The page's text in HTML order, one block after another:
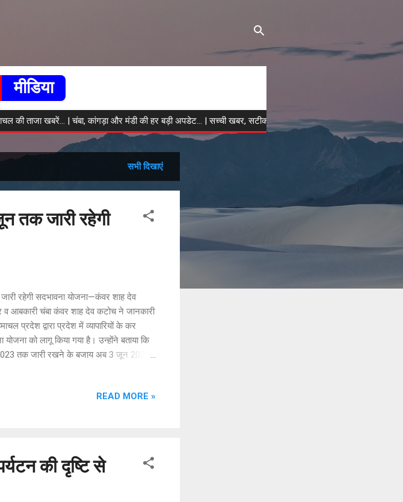
मीडिया
खबरें... | चंबा, कांगड़ा और मंडी की हर बड़ी अपडेट... | सच्ची खबर, सटीक विश्लेषण | हिमाचल मीडिया को फॉलो करें...
सभी दिखाएं
तक जारी रहेगी
रहेगी सदभावना योजना—कंवर शाह देव
आबकारी चंबा कंवर शाह देव कटोच ने जानकारी
प्रदेश द्वारा प्रदेश में व्यापारियों के कर
को लागू किया गया है। उन्होंने बताया कि
तक जारी रखने के बजाय अब 3 जून 2023
प्रदान किया जाएगा। इसके अन्तर्गत जिन
READ MORE »
की दृष्टि से